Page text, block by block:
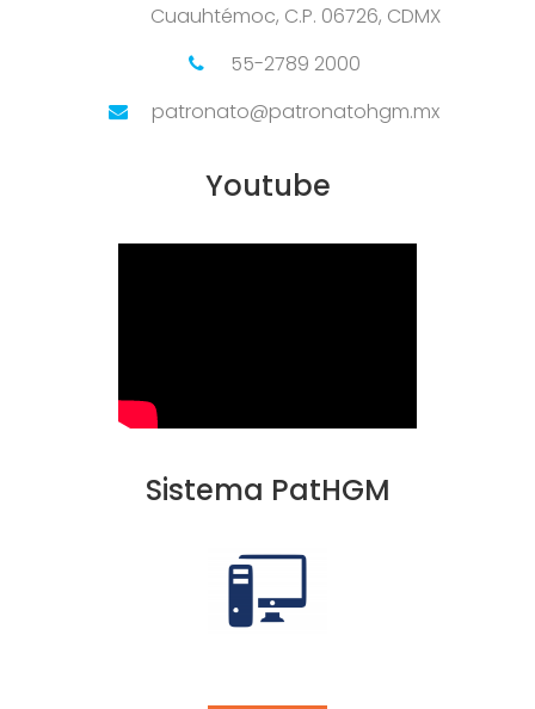
Cuauhtémoc, C.P. 06726, CDMX
55-2789 2000
patronato@patronatohgm.mx
Youtube
Sistema PatHGM